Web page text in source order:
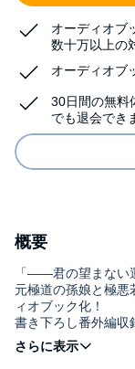
オーディオブ
数十万以上の
オーディオブ
30日間の無料
でも退会でき
概要
「――君の望まない
元極道の孫娘と極
ィオブック化！
書き下ろし番外編収
（……やっぱり、シ